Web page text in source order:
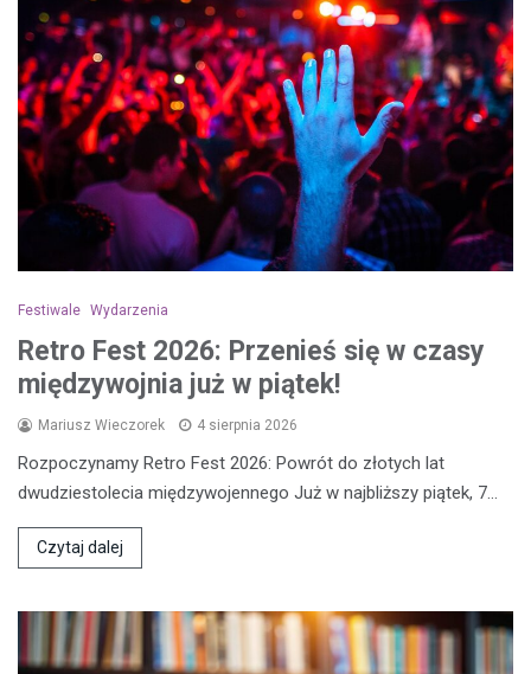
Festiwale Wydarzenia
Retro Fest 2026: Przenieś się w czasy
międzywojnia już w piątek!
Mariusz Wieczorek 4 sierpnia 2026
Rozpoczynamy Retro Fest 2026: Powrót do złotych lat
dwudziestolecia międzywojennego Już w najbliższy piątek, 7…
Czytaj dalej